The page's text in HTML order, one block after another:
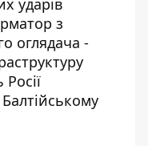
ударів
з
оглядача -